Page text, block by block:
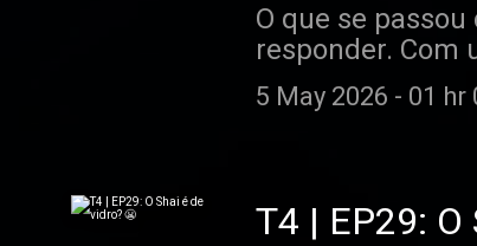
O que se
responder. Com
com o irmão e
5 May 2026 - 01 hr
T4 | EP29: O